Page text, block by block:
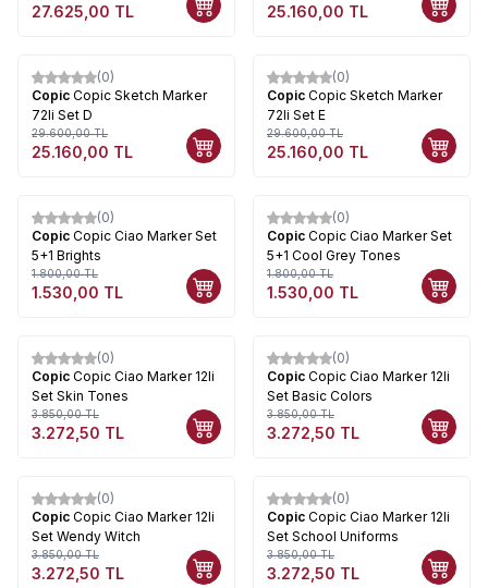
27.625,00 TL 25.160,00 TL
%15
(0)
Copic Copic Sketch Marker
72li Set D
29.600,00TL
25.160,00 TL
%15
(0)
Copic Copic Sketch Marker
72li Set E
29.600,00TL
25.160,00 TL
%15
(0)
Copic Copic Ciao Marker Set
5+1 Brights
1.800,00TL
1.530,00 TL
%15
(0)
Copic Copic Ciao Marker Set
5+1 Cool Grey Tones
1.800,00TL
1.530,00 TL
%15
(0)
Copic Copic Ciao Marker 12li
Set Skin Tones
3.850,00TL
3.272,50 TL
%15
(0)
Copic Copic Ciao Marker 12li
Set Basic Colors
3.850,00TL
3.272,50 TL
%15
(0)
Copic Copic Ciao Marker 12li
Set Wendy Witch
3.850,00TL
3.272,50 TL
%15
(0)
Copic Copic Ciao Marker 12li
Set School Uniforms
3.850,00TL
3.272,50 TL